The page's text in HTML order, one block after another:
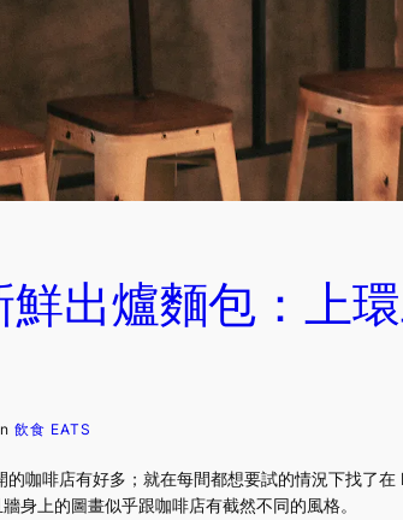
出爐麵包：上
飲食 EATS
咖啡店有好多；就在每間都想要試的情況下找了
身上的圖畫似乎跟咖啡店有截然不同的風格。